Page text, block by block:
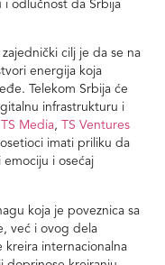
i odlučnost da Srbija
cilj je da se na
energija koja
Telekom Srbija će
infrastrukturu i
TS Media,
TS Ventures
imati priliku da
i osećaj
koja je poveznica sa
već i ovog dela
kreira internacionalna